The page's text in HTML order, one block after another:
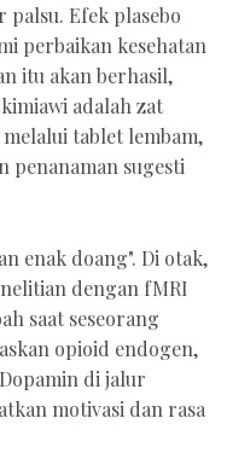
Efek plasebo
perbaikan kesehatan
itu akan berhasil,
adalah zat
tablet lembam,
penanaman sugesti
enak doang". Di otak,
dengan fMRI
saat seseorang
opioid endogen,
di jalur
motivasi dan rasa